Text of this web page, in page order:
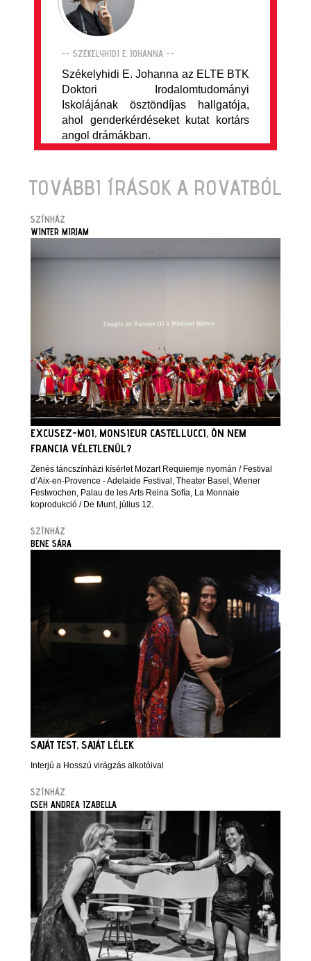
-- SZÉKELYHIDI E. JOHANNA --
Székelyhidi E. Johanna az ELTE BTK
Doktori Irodalomtudományi
Iskolájának ösztöndíjas hallgatója,
ahol genderkérdéseket kutat kortárs
angol drámákban.
TOVÁBBI ÍRÁSOK A ROVATBÓL
SZÍNHÁZ
WINTER MIRJAM
EXCUSEZ-MOI, MONSIEUR CASTELLUCCI, ÖN NEM
FRANCIA VÉLETLENÜL?
Zenés táncszínházi kísérlet Mozart Requiemje nyomán / Festival
d’Aix-en-Provence - Adelaide Festival, Theater Basel, Wiener
Festwochen, Palau de les Arts Reina Sofía, La Monnaie
koprodukció / De Munt, július 12.
SZÍNHÁZ
BENE SÁRA
SAJÁT TEST, SAJÁT LÉLEK
Interjú a Hosszú virágzás alkotóival
SZÍNHÁZ
CSEH ANDREA IZABELLA